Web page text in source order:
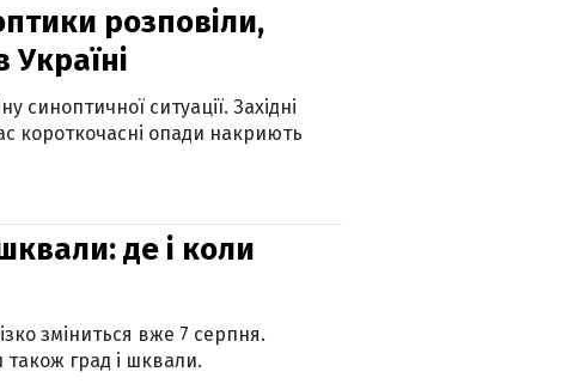
розповіли,
Україні
ситуації. Західні
короткочасні опади накриють
де і коли
зміниться вже 7 серпня.
град і шквали.